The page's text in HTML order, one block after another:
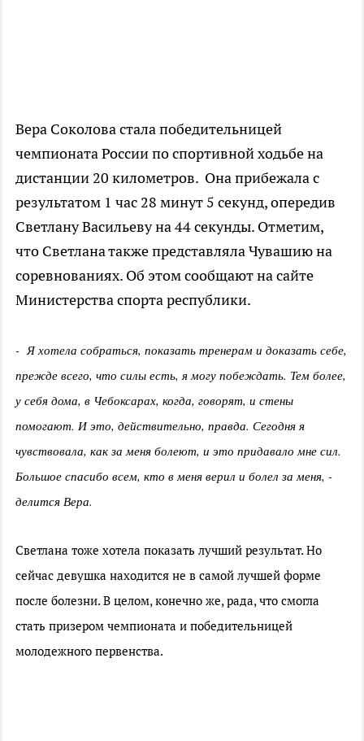
Вера Соколова стала победительницей
чемпионата России по спортивной ходьбе на
дистанции 20 километров. Она прибежала с
результатом 1 час 28 минут 5 секунд, опередив
Светлану Васильеву на 44 секунды. Отметим,
что Светлана также представляла Чувашию на
соревнованиях. Об этом сообщают на сайте
Министерства спорта республики.
- Я хотела собраться, показать тренерам и доказать себе,
прежде всего, что силы есть, я могу побеждать. Тем более,
у себя дома, в Чебоксарах, когда, говорят, и стены
помогают. И это, действительно, правда. Сегодня я
чувствовала, как за меня болеют, и это придавало мне сил.
Большое спасибо всем, кто в меня верил и болел за меня, -
делится Вера.
Светлана тоже хотела показать лучший результат. Но
сейчас девушка находится не в самой лучшей форме
после болезни. В целом, конечно же, рада, что смогла
стать призером чемпионата и победительницей
молодежного первенства.